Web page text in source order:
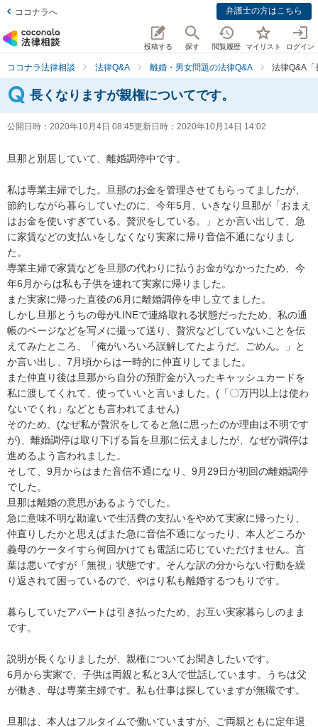
ココナラへ 弁護士の方はこちら
投稿する 探す 閲覧履歴 マイリスト ログイン
ココナラ法律相談 法律Q&A 離婚・男女問題の法律Q&A 法律Q&A「
長くなりますが親権についてです。
公開日時： 2020年10月4日 08:45更新日時： 2020年10月14日 14:02
旦那と別居していて、離婚調停中です。
私は専業主婦でした。旦那のお金を管理させてもらってましたが、
節約しながら暮らしていたのに、今年5月、いきなり旦那が「おまえ
はお金を使いすぎている。贅沢をしている。」とか言い出して、急
に家賃などの支払いをしなくなり実家に帰り音信不通になりまし
た。
専業主婦で家賃などを旦那の代わりに払うお金がなかったため、今
年6月からは私も子供を連れて実家に帰りました。
また実家に帰った直後の6月に離婚調停を申し立てました。
しかし旦那とうちの母がLINEで連絡取れる状態だったため、私の通
帳のページなどを写メに撮って送り、贅沢などしていないことを伝
えてみたところ、「俺がいろいろ誤解してたようだ。ごめん。」と
か言い出し、7月頃からは一時的に仲直りしてました。
また仲直り後は旦那から自分の預貯金が入ったキャッシュカードを
私に渡してくれて、使っていいと言いました。(「〇万円以上は使わ
ないでくれ」などとも言われてません)
そのため、(なぜ私が贅沢をしてると急に思ったのか理由は不明です
が)、離婚調停は取り下げる旨を旦那に伝えましたが、なぜか調停は
進めるよう言われました。
そして、9月からはまた音信不通になり、9月29日が初回の離婚調停
でした。
旦那は離婚の意思があるようでした。
急に意味不明な勘違いで生活費の支払いをやめて実家に帰ったり、
仲直りしたかと思えばまた急に音信不通になったり、本人どころか
義母のケータイすら何回かけても電話に応じていただけません。言
葉は悪いですが「無視」状態です。そんな訳の分からない行動を繰
り返されて困っているので、やはり私も離婚するつもりです。
暮らしていたアパートは引き払ったため、お互い実家暮らしのまま
です。
説明が長くなりましたが、親権についてお聞きしたいです。
6月から実家で、子供は両親と私と3人で世話しています。うちは父
が働き、母は専業主婦です。私も仕事は探していますが無職です。
旦那は、本人はフルタイムで働いていますが、ご両親ともに定年退